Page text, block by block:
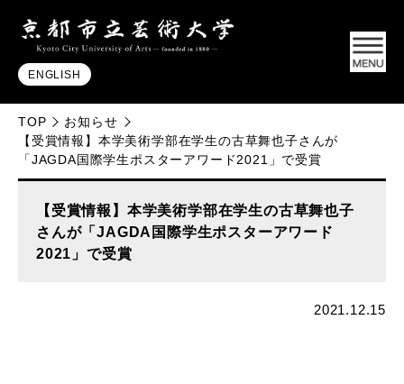
ENGLISH
TOP
お知らせ
【受賞情報】本学美術学部在学生の古草舞也子さんが
「JAGDA国際学生ポスターアワード2021」で受賞
【受賞情報】本学美術学部在学生の古草舞也子
さんが「JAGDA国際学生ポスターアワード
2021」で受賞
2021.12.15